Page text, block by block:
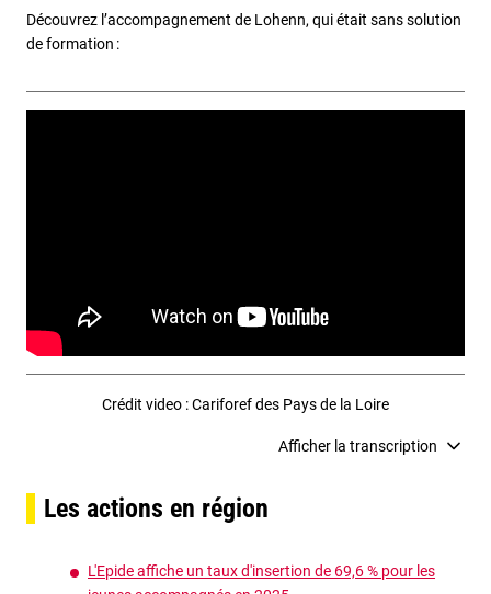
Découvrez l’accompagnement de Lohenn, qui était sans solution
de formation :
Crédit video : Cariforef des Pays de la Loire
Afficher la transcription
Les actions en région
L'Epide affiche un taux d'insertion de 69,6 % pour les